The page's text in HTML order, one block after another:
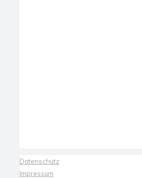
Datenschutz
Impressum